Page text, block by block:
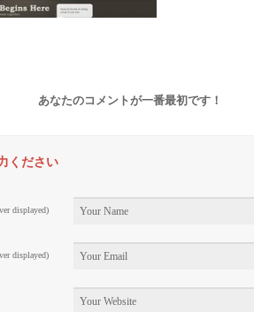
あなたのコメントが一番最初です！
ください
displayed)
displayed)